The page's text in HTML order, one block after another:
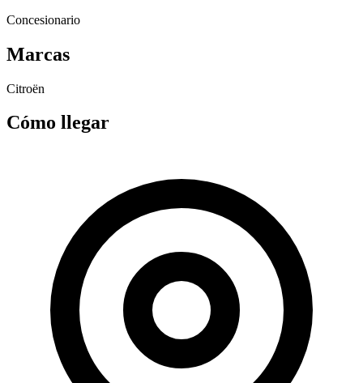
Concesionario
Marcas
Citroën
Cómo llegar